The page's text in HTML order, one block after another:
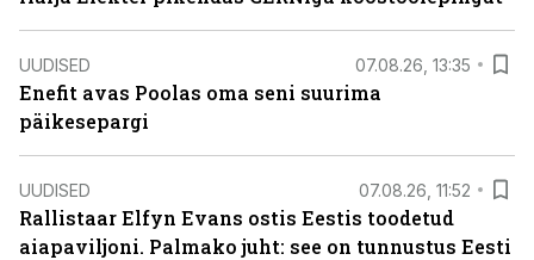
UUDISED 07.08.26, 13:35
Enefit avas Poolas oma seni suurima
päikesepargi
UUDISED 07.08.26, 11:52
Rallistaar Elfyn Evans ostis Eestis toodetud
aiapaviljoni. Palmako juht: see on tunnustus Eesti